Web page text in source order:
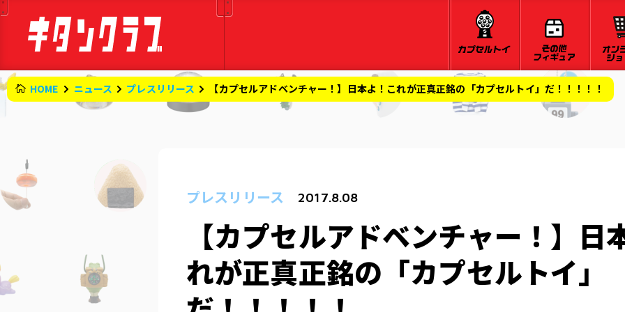
HOME ニュース プレスリリース 【カプセルアドベンチャー！】日本よ！これが正真正銘の「カプセルトイ」だ！！！！！
プレスリリース 2017.8.08
【カプセルアドベンチャー！】日
れが正真正銘の「カプセルトイ」